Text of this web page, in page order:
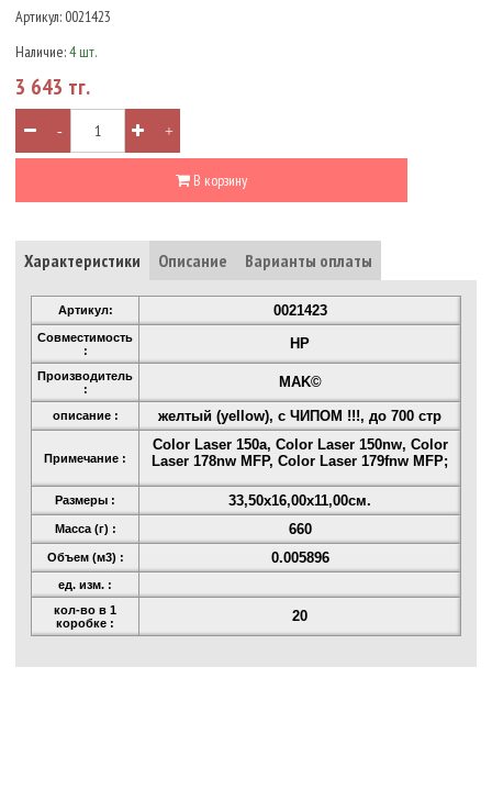
Артикул: 0021423
Наличие:4 шт.
3 643 тг.
- +
В корзину
Характеристики Описание Варианты оплаты
Артикул: 0021423
Совместимость
:
HP
Производитель
:
MAK©
описание : желтый (yellow), с ЧИПОМ !!!, до 700 стр
Примечание :
Color Laser 150a, Color Laser 150nw, Color
Laser 178nw MFP, Color Laser 179fnw MFP;
Размеры : 33,50x16,00x11,00см.
Масса (г) : 660
Объем (м3) : 0.005896
ед. изм. :
кол-во в 1
коробке :
20